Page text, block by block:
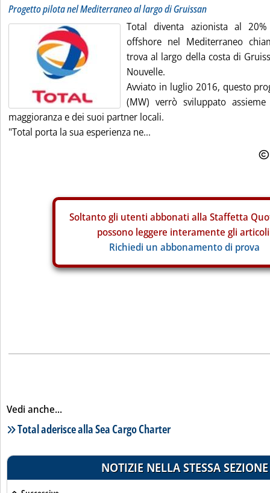
Progetto pilota nel Mediterraneo al largo di Gruissan
Total diventa azionista al
offshore nel Mediterraneo
trova al largo della costa di
Nouvelle.
Avviato in luglio 2016, questo
(MW) verrò sviluppato
maggioranza e dei suoi partner locali.
"Total porta la sua esperienza ne...
Soltanto gli utenti abbonati alla Staffetta
possono leggere interamente gli
Richiedi un abbonamento di prova
Vedi anche...
Lista notizie correlate
Total aderisce alla Sea Cargo Charter
NOTIZIE NELLA STESSA SEZIONE